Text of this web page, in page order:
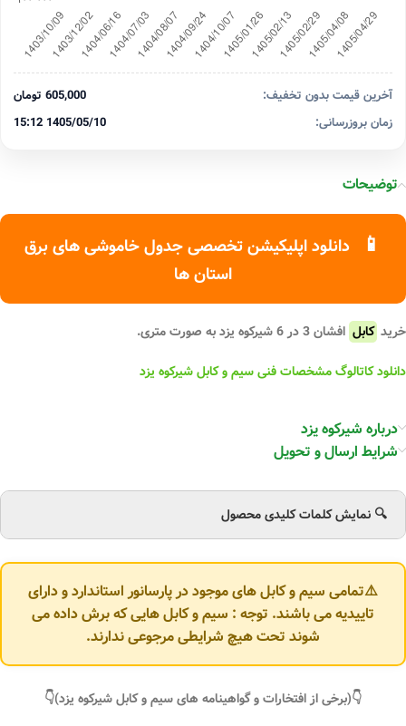
آخرین قیمت بدون تخفیف:
605,000 تومان
زمان بروزرسانی:
1405/05/10 15:12
توضیحات
📱
دانلود اپلیکیشن تخصصی جدول خاموشی های برق
استان ها
خرید کابل افشان 3 در 6 شیرکوه یزد به صورت متری.
دانلود کاتالوگ مشخصات فنی سیم و کابل شیرکوه یزد
درباره شیرکوه یزد
شرایط ارسال و تحویل
🔍 نمایش کلمات کلیدی محصول
⚠️تمامی سیم و کابل های موجود در پارسانور استاندارد و دارای
تاییدیه می باشند. توجه : سیم و کابل هایی که برش داده می
شوند تحت هیچ شرایطی مرجوعی ندارند.
👇(برخی از افتخارات و گواهینامه های سیم و کابل شیرکوه یزد)👇